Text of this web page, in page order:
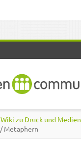
Wiki zu Druck und Medien
/ Metaphern